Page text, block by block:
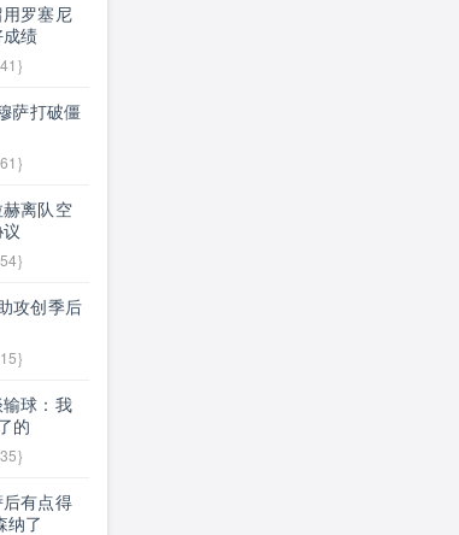
罗塞尼
绩
萨打破僵
离队空
攻创季后
球：我
的
有点得
纳了